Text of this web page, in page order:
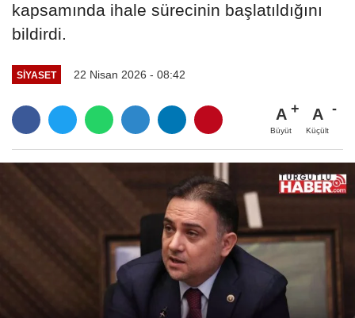
kapsamında ihale sürecinin başlatıldığını
bildirdi.
SİYASET 22 Nisan 2026 - 08:42
A
Büyüt
A
Küçült